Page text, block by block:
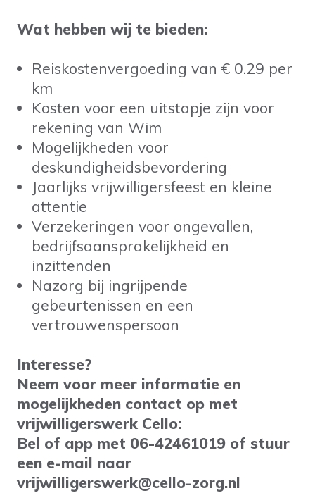
Wat hebben wij te bieden:
Reiskostenvergoeding van € 0.29 per
km
Kosten voor een uitstapje zijn voor
rekening van Wim
Mogelijkheden voor
deskundigheidsbevordering
Jaarlijks vrijwilligersfeest en kleine
attentie
Verzekeringen voor ongevallen,
bedrijfsaansprakelijkheid en
inzittenden
Nazorg bij ingrijpende
gebeurtenissen en een
vertrouwenspersoon
Interesse?
Neem voor meer informatie en
mogelijkheden contact op met
vrijwilligerswerk Cello:
Bel of app met 06-42461019 of stuur
een e-mail naar
vrijwilligerswerk@cello-zorg.nl